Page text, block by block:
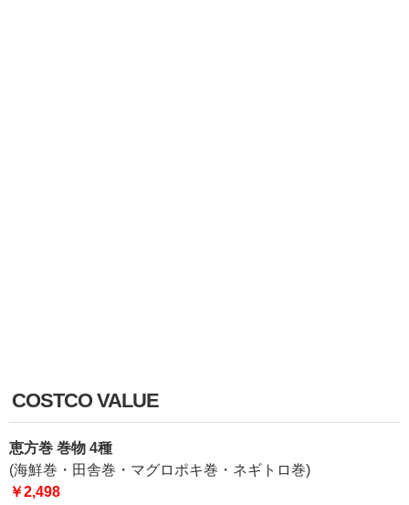
COSTCO VALUE
恵方巻 巻物 4種
(海鮮巻・田舎巻・マグロポキ巻・ネギトロ巻)
￥2,498